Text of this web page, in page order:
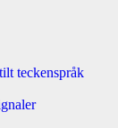
teckenspråk